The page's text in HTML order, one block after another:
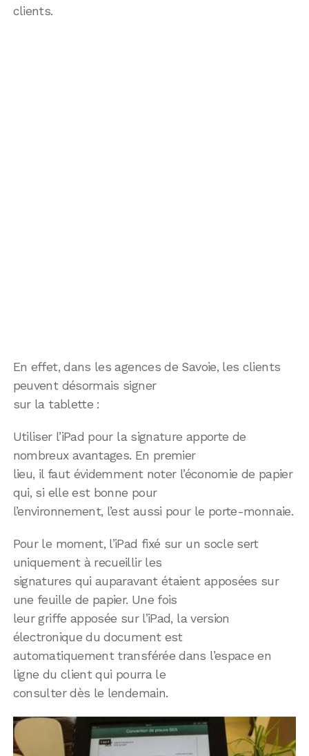
clients.
En effet, dans les agences de Savoie, les clients
peuvent désormais signer
sur la tablette :
Utiliser l’iPad pour la signature apporte de
nombreux avantages. En premier
lieu, il faut évidemment noter l’économie de papier
qui, si elle est bonne pour
l’environnement, l’est aussi pour le porte-monnaie.
Pour le moment, l’iPad fixé sur un socle sert
uniquement à recueillir les
signatures qui auparavant étaient apposées sur
une feuille de papier. Une fois
leur griffe apposée sur l’iPad, la version
électronique du document est
automatiquement transférée dans l’espace en
ligne du client qui pourra le
consulter dès le lendemain.